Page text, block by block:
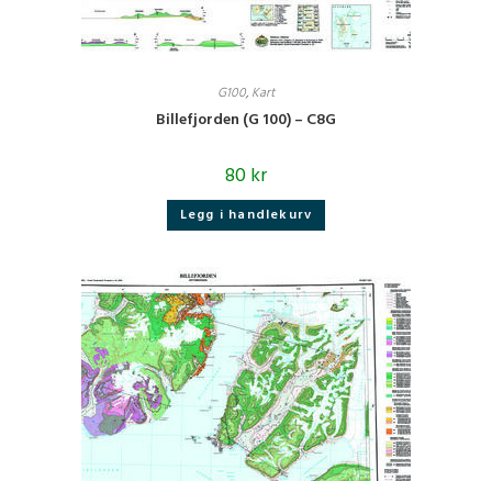
G100, Kart
Billefjorden (G 100) – C8G
80kr
Legg i handlekurv